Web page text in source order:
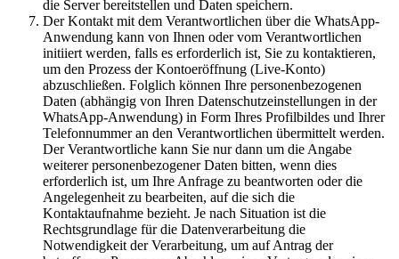
die Server bereitstellen und Daten speichern.
Der Kontakt mit dem Verantwortlichen über die WhatsApp-
Anwendung kann von Ihnen oder vom Verantwortlichen
initiiert werden, falls es erforderlich ist, Sie zu kontaktieren,
um den Prozess der Kontoeröffnung (Live-Konto)
abzuschließen. Folglich können Ihre personenbezogenen
Daten (abhängig von Ihren Datenschutzeinstellungen in der
WhatsApp-Anwendung) in Form Ihres Profilbildes und Ihrer
Telefonnummer an den Verantwortlichen übermittelt werden.
Der Verantwortliche kann Sie nur dann um die Angabe
weiterer personenbezogener Daten bitten, wenn dies
erforderlich ist, um Ihre Anfrage zu beantworten oder die
Angelegenheit zu bearbeiten, auf die sich die
Kontaktaufnahme bezieht. Je nach Situation ist die
Rechtsgrundlage für die Datenverarbeitung die
Notwendigkeit der Verarbeitung, um auf Antrag der